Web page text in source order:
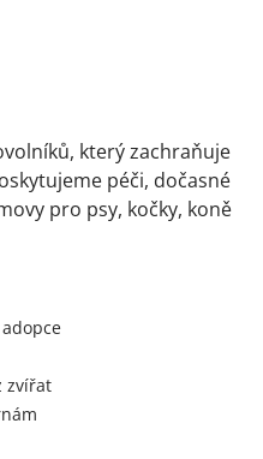
který zachraňuje
péči, dočasné
pro psy, kočky, koně
zvířat